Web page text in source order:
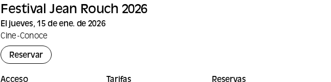
Festival Jean Rouch 2026
El jueves, 15 de ene. de 2026
Cine-Conoce
Reservar
Acceso
Tarifas
Reservas